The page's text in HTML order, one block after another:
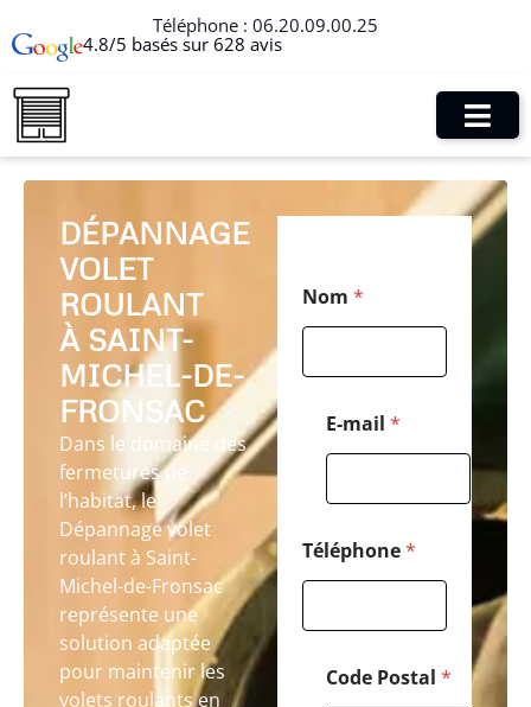
Téléphone : 06.20.09.00.25
4.8/5 basés sur 628 avis
DÉPANNAGE
VOLET
ROULANT
À SAINT-
MICHEL-DE-
FRONSAC
Dans le domaine des
fermetures de
l’habitat, le
Dépannage volet
roulant à Saint-
Michel-de-Fronsac
représente une
solution adaptée
pour maintenir les
volets roulants en
Nom *
E-mail *
Téléphone*
Code Postal *